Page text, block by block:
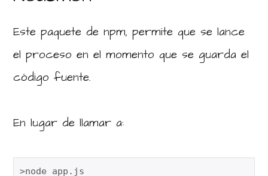
Este paquete de npm, permite que se lance
el proceso en el momento que se guarda el
código fuente.
En lugar de llamar a:
>node app.js